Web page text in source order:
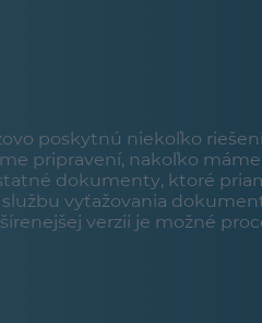
poskytnú niekoľko
pripravení, nakoľko
dokumenty, ktoré
vyťažovania
verzii je možné